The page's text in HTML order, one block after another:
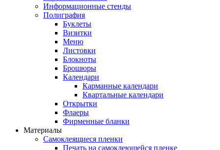
Информационные стенды
Полиграфия
Буклеты
Визитки
Меню
Листовки
Блокноты
Брошюры
Календари
Карманные календари
Квартальные календари
Открытки
Флаеры
Фирменные бланки
Материалы
Самоклеящиеся пленки
Печать на самоклеющейся пленке